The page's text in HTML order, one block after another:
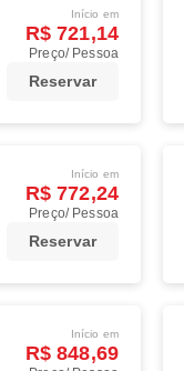
Início em
R$ 721,14
Preço/ Pessoa
Reservar
Início em
R$ 772,24
Preço/ Pessoa
Reservar
Início em
R$ 848,69